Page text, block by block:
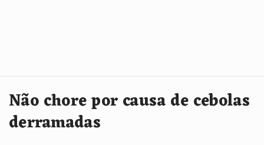
Não chore por causa de cebolas
derramadas